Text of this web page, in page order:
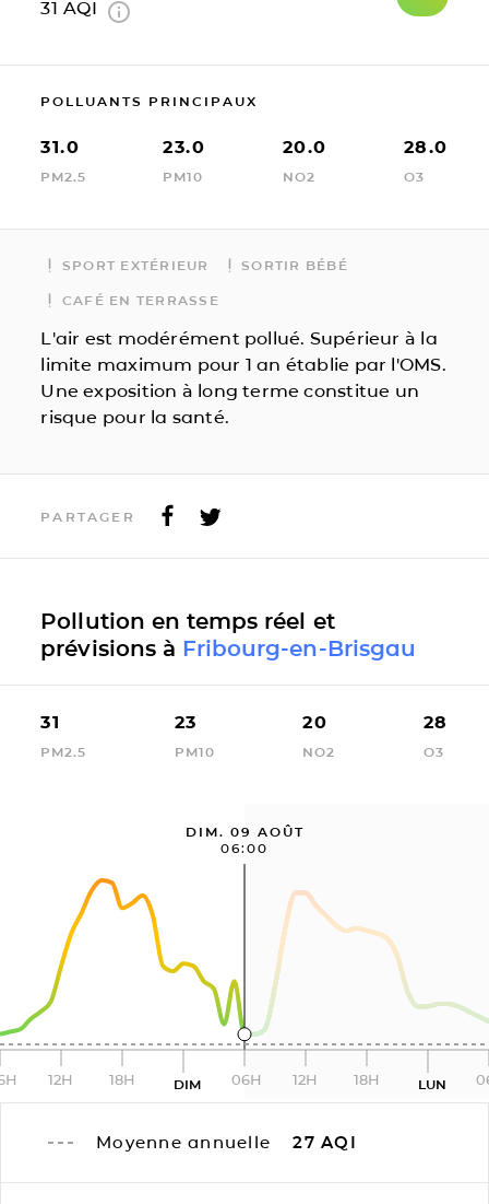
31 AQI
POLLUANTS PRINCIPAUX
31.0
PM2.5
23.0
PM10
20.0
NO2
28.0
O3
SPORT EXTÉRIEUR SORTIR BÉBÉ
CAFÉ EN TERRASSE
L'air est modérément pollué. Supérieur à la
limite maximum pour 1 an établie par l'OMS.
Une exposition à long terme constitue un
risque pour la santé.
PARTAGER
Pollution en temps réel et
prévisions à Fribourg-en-Brisgau
31
PM2.5
23
PM10
20
NO2
28
O3
DIM. 09 AOÛT
06:00
12H 18H DIM 06H 12H 18H LUN
Moyenne annuelle 27 AQI